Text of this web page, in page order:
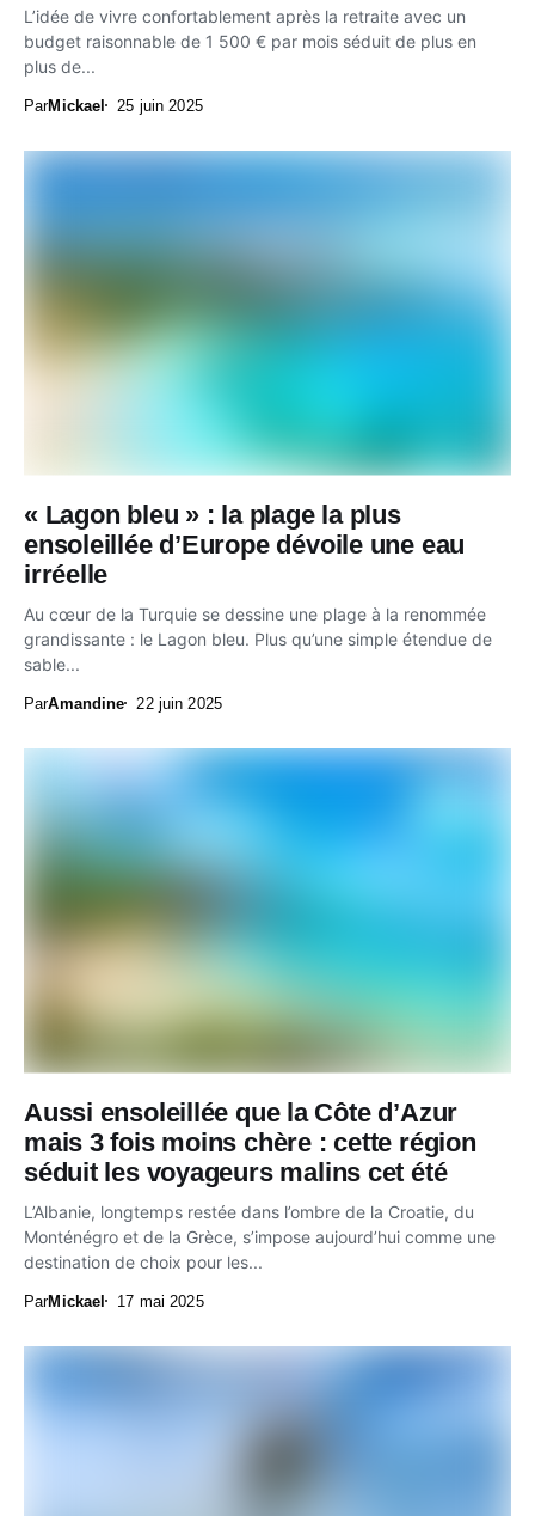
L’idée de vivre confortablement après la retraite avec un
budget raisonnable de 1 500 € par mois séduit de plus en
plus de...
ParMickael 25 juin 2025
« Lagon bleu » : la plage la plus
ensoleillée d’Europe dévoile une eau
irréelle
Au cœur de la Turquie se dessine une plage à la renommée
grandissante : le Lagon bleu. Plus qu’une simple étendue de
sable...
ParAmandine 22 juin 2025
Aussi ensoleillée que la Côte d’Azur
mais 3 fois moins chère : cette région
séduit les voyageurs malins cet été
L’Albanie, longtemps restée dans l’ombre de la Croatie, du
Monténégro et de la Grèce, s’impose aujourd’hui comme une
destination de choix pour les...
ParMickael 17 mai 2025